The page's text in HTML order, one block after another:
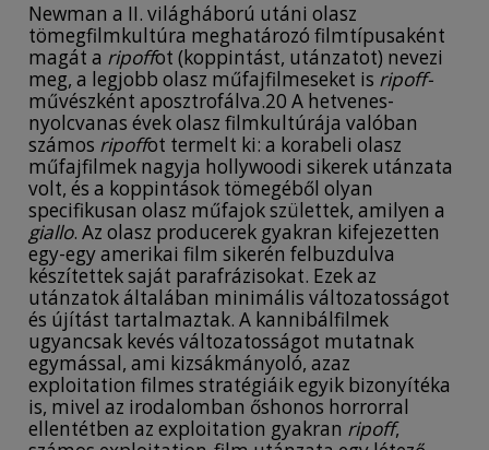
Newman a II. világháború utáni olasz
tömegfilmkultúra meghatározó filmtípusaként
magát a ripoffot (koppintást, utánzatot) nevezi
meg, a legjobb olasz műfajfilmeseket is ripoff-
művészként aposztrofálva.20 A hetvenes-
nyolcvanas évek olasz filmkultúrája valóban
számos ripoffot termelt ki: a korabeli olasz
műfajfilmek nagyja hollywoodi sikerek utánzata
volt, és a koppintások tömegéből olyan
specifikusan olasz műfajok születtek, amilyen a
giallo. Az olasz producerek gyakran kifejezetten
egy-egy amerikai film sikerén felbuzdulva
készítettek saját parafrázisokat. Ezek az
utánzatok általában minimális változatosságot
és újítást tartalmaztak. A kannibálfilmek
ugyancsak kevés változatosságot mutatnak
egymással, ami kizsákmányoló, azaz
exploitation filmes stratégiáik egyik bizonyítéka
is, mivel az irodalomban őshonos horrorral
ellentétben az exploitation gyakran ripoff,